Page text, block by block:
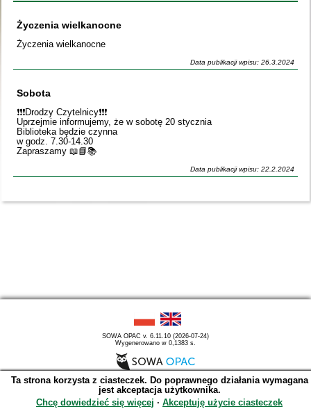
Życzenia wielkanocne
Życzenia wielkanocne
Data publikacji wpisu: 26.3.2024
Sobota
❗️❗️❗️Drodzy Czytelnicy❗️❗️❗️
Uprzejmie informujemy, że w sobotę 20 stycznia
Biblioteka będzie czynna
w godz. 7.30-14.30
Zapraszamy 📖📘📚
Data publikacji wpisu: 22.2.2024
SOWA OPAC v. 6.11.10 (2026-07-24)
Wygenerowano w 0,1383 s.
Ta strona korzysta z ciasteczek. Do poprawnego działania wymagana
jest akceptacja użytkownika.
Chcę dowiedzieć się więcej ∙ Akceptuję użycie ciasteczek